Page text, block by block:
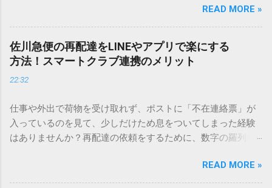
てしまいますよね。多くの人が「IMEパッド（手書き入力）」
を使いますが、実はマウスで一画ずつ書くのは非効率です
し、似た漢字が多すぎて結局見つからないことも少なくあり
ません。 そこで今回は、IMEパッドを使わずに、特定のコー
ドを打ち込むだけで一瞬で旧字や外字、特殊記号を呼び出す
「文字コード入力」のテクニックを詳しく解説します。 この
必要はありません。 1. なぜ「変換」しても旧字・外字が出て
こないのか？ そもそも、なぜ普通の変換で出てこない漢字が
あるのでしょうか。その理由は、パソコンが文字を認識する
は、JIS規格（日本産業規格）によって「第1水準」「第2水
準」といった形で整理されています。しかし、人名や地名に
READ MORE »
佐川急便の再配達をLINEやアプリで楽にする
方法！スマートクラブ連携のメリット
22:32
仕事や外出で荷物を受け取れず、ポストに「不在連絡票」が
入っているのを見て、少しだけため息をついてしまった経験
はありませんか？再配達の依頼をするために、数字の羅列を
ことに申し訳なさを感じたりすることもあるかもしれませ
ん。 「もっとスムーズに、自分のタイミングで受け取りた
READ MORE »